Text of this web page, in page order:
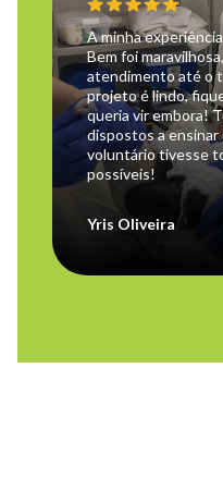
A minha
Bem foi
atendimento até o
projeto é lindo,
queria vir embora!
dispostos a ensinar
voluntário tivesse
possíveis!
Yris Oliveira